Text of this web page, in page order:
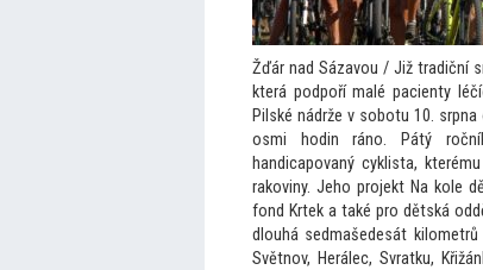
Žďár nad Sázavou / Již tradiční
která podpoří malé pacienty
Pilské nádrže v sobotu 10.
osmi hodin ráno. Pátý
handicapovaný cyklista,
rakoviny. Jeho projekt Na kole
fond Krtek a také pro dětská
dlouhá sedmašedesát
Světnov, Herálec, Svratku,